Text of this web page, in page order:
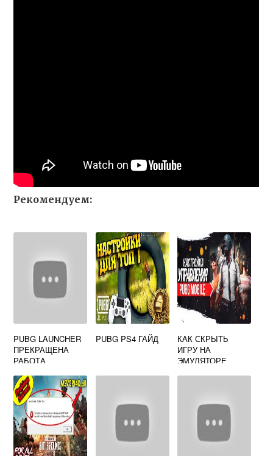
Рекомендуем:
PUBG LAUNCHER
ПРЕКРАЩЕНА
РАБОТА
PUBG PS4 ГАЙД
КАК СКРЫТЬ
ИГРУ НА
ЭМУЛЯТОРЕ